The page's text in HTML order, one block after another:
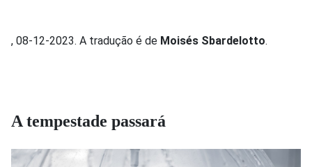
, 08-12-2023. A tradução é de Moisés Sbardelotto.
A tempestade passará